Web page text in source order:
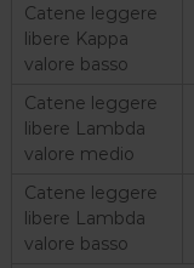
Catene leggere
libere Kappa
valore basso
Catene leggere
libere Lambda
valore medio
Catene leggere
libere Lambda
valore basso